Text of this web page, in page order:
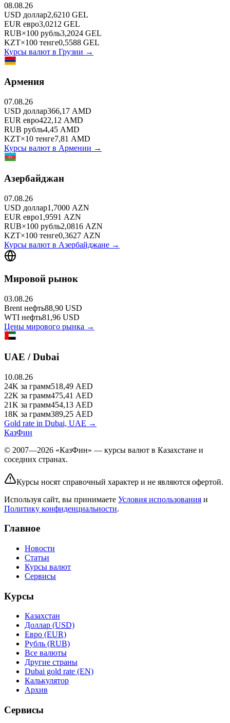
08.08.26
USD доллар2,6210 GEL
EUR евро3,0212 GEL
RUB×100 рубль3,2024 GEL
KZT×100 тенге0,5588 GEL
Курсы валют в Грузии →
Армения
07.08.26
USD доллар366,17 AMD
EUR евро422,12 AMD
RUB рубль4,45 AMD
KZT×10 тенге7,81 AMD
Курсы валют в Армении →
Азербайджан
07.08.26
USD доллар1,7000 AZN
EUR евро1,9591 AZN
RUB×100 рубль2,0816 AZN
KZT×100 тенге0,3627 AZN
Курсы валют в Азербайджане →
Мировой рынок
03.08.26
Brent нефть88,90 USD
WTI нефть81,96 USD
Цены мирового рынка →
UAE / Dubai
10.08.26
24K за грамм518,49 AED
22K за грамм475,41 AED
21K за грамм454,13 AED
18K за грамм389,25 AED
Gold rate in Dubai, UAE →
КазФин
© 2007—2026 «КазФин» — курсы валют в Казахстане и
соседних странах.
Курсы носят справочный характер и не являются офертой.
Используя сайт, вы принимаете Условия использования и
Политику конфиденциальности.
Главное
Новости
Статьи
Курсы валют
Сервисы
Курсы
Казахстан
Доллар (USD)
Евро (EUR)
Рубль (RUB)
Все валюты
Другие страны
Dubai gold rate (EN)
Калькулятор
Архив
Сервисы